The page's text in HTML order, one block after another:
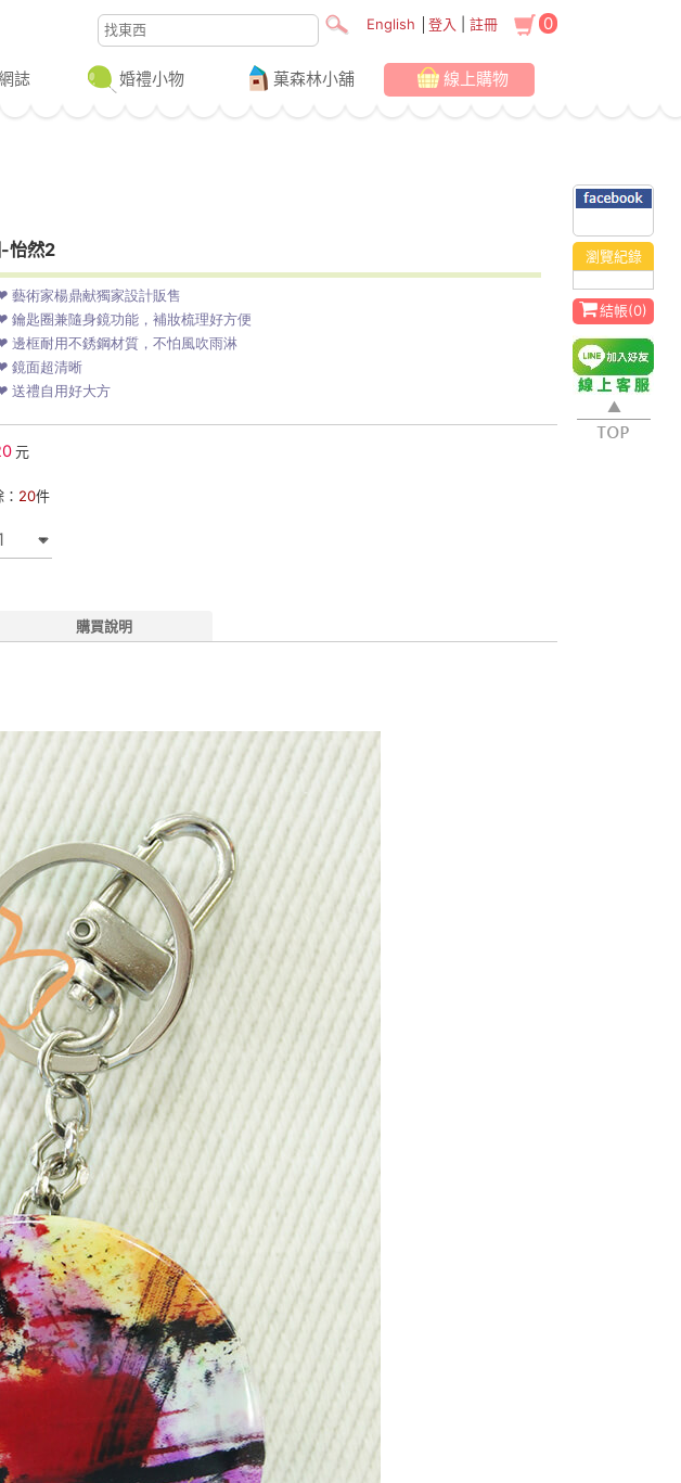
瀏覽紀錄
結帳(0)
English 登入 註冊 0
誌 婚禮小物 菓森林小舖 線上購物
怡然2
藝術家楊鼎献獨家設計販售
鑰匙圈兼隨身鏡功能，補妝梳理好方便
邊框耐用不銹鋼材質，不怕風吹雨淋
鏡面超清晰
送禮自用好大方
元
20件
購買說明